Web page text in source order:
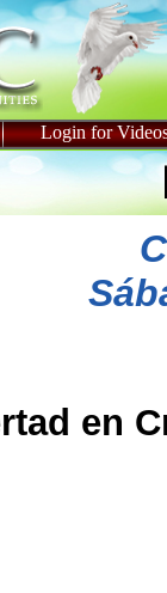
Login for
en